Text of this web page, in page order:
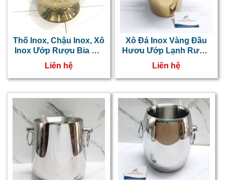
Thố Inox, Chậu Inox, Xô
Inox Ướp Rượu Bia Mạ
Vàng 40cm NT0601039
Liên hệ
Xô Đá Inox Vàng Đầu
Hươu Ướp Lạnh Rượu
Vang NT0601012-1
Liên hệ